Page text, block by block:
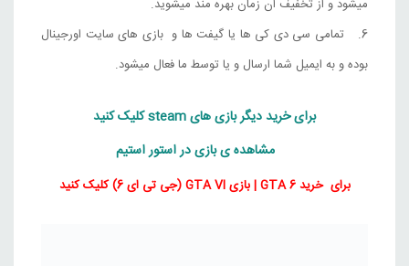
میشود و از تخفیف ان زمان بهره مند میشوید.
تمامی سی دی کی ها یا گیفت ها و بازی های سایت اورجینال
بوده و به ایمیل شما ارسال و یا توسط ما فعال میشود.
برای خرید دیگر بازی های steam کلیک کنید
مشاهده ی بازی در استور استیم
برای خرید GTA 6 | بازی GTA VI (جی تی ای 6) کلیک کنید